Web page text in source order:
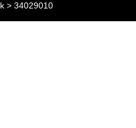
> 34029010